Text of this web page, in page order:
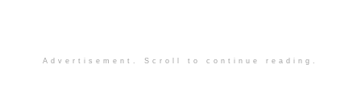
Advertisement. Scroll to continue reading.